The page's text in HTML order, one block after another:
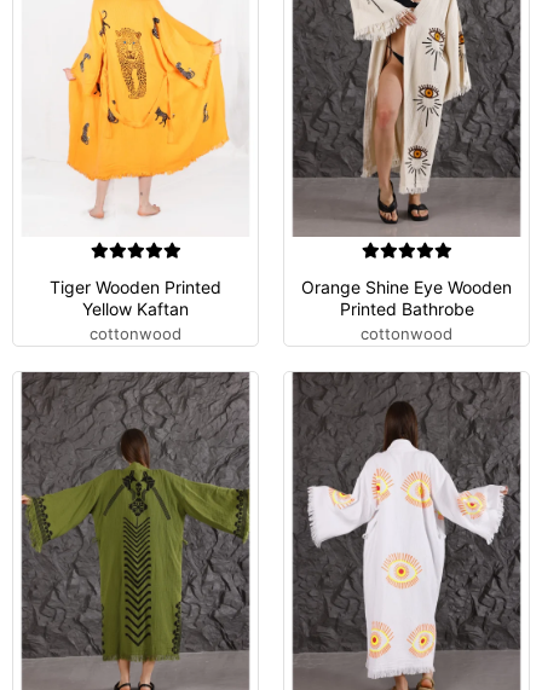
Tiger Wooden Printed
Yellow Kaftan
cottonwood
Orange Shine Eye Wooden
Printed Bathrobe
cottonwood